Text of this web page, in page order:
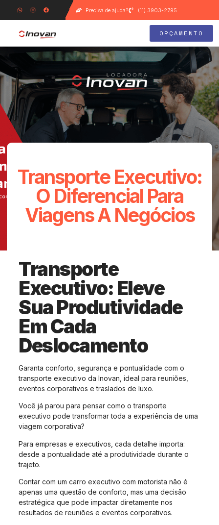
Precisa de ajuda? (11) 3903-2795
ORÇAMENTO
Transporte Executivo:
O Diferencial Para
Viagens A Negócios
Transporte
Executivo: Eleve
Sua Produtividade
Em Cada
Deslocamento
Garanta conforto, segurança e pontualidade com o
transporte executivo da Inovan, ideal para reuniões,
eventos corporativos e traslados de luxo.
Você já parou para pensar como o transporte
executivo pode transformar toda a experiência de uma
viagem corporativa?
Para empresas e executivos, cada detalhe importa:
desde a pontualidade até a produtividade durante o
trajeto.
Contar com um carro executivo com motorista não é
apenas uma questão de conforto, mas uma decisão
estratégica que pode impactar diretamente nos
resultados de reuniões e eventos corporativos.